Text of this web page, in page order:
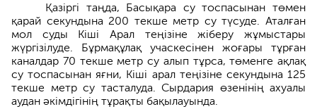
Қазіргі таңда, Басықара су тоспасынан төмен
қарай секундына 200 текше метр су түсуде. Аталған
мол суды Кіші Арал теңізіне жіберу жұмыстары
жүргізілуде. Бұрмақұлақ учаскесінен жоғары тұрған
каналдар 70 текше метр су алып тұрса, төменге ақлақ
су тоспасынан яғни, Кіші арал теңізіне секундына 125
текше метр су тасталуда. Сырдария өзенінің ахуалы
аудан әкімдігінің тұрақты бақылауында.